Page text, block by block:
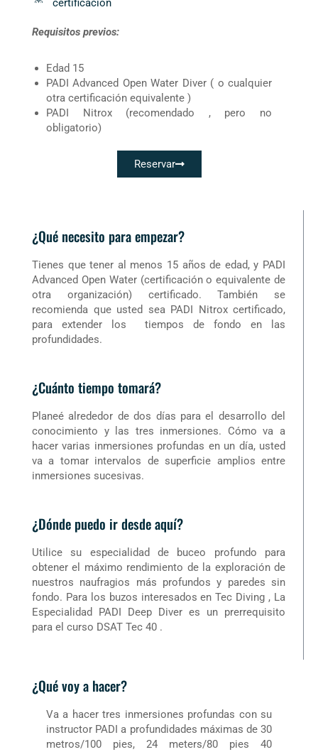
certificación
Requisitos previos:
Edad 15
PADI Advanced Open Water Diver ( o cualquier
otra certificación equivalente )
PADI Nitrox (recomendado , pero no
obligatorio)
Reservar
¿Qué necesito para empezar?
Tienes que tener al menos 15 años de edad, y PADI
Advanced Open Water (certificación o equivalente de
otra organización) certificado. También se
recomienda que usted sea PADI Nitrox certificado,
para extender los tiempos de fondo en las
profundidades.
¿Cuánto tiempo tomará?
Planeé alrededor de dos días para el desarrollo del
conocimiento y las tres inmersiones. Cómo va a
hacer varias inmersiones profundas en un día, usted
va a tomar intervalos de superficie amplios entre
inmersiones sucesivas.
¿Dónde puedo ir desde aquí?
Utilice su especialidad de buceo profundo para
obtener el máximo rendimiento de la exploración de
nuestros naufragios más profundos y paredes sin
fondo. Para los buzos interesados ​​en Tec Diving , La
Especialidad PADI Deep Diver es un prerrequisito
para el curso DSAT Tec 40 .
¿Qué voy a hacer?
Va a hacer tres inmersiones profundas con su
instructor PADI a profundidades máximas de 30
metros/100 pies, 24 meters/80 pies 40